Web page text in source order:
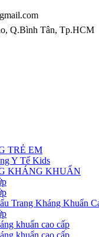
Q.Bình Tân, Tp.HCM
TRẺ EM
Y Tế Kids
KHÁNG KHUẨN
Trang Kháng Khuẩn
khuẩn cao cấp
khuẩn cao cấp